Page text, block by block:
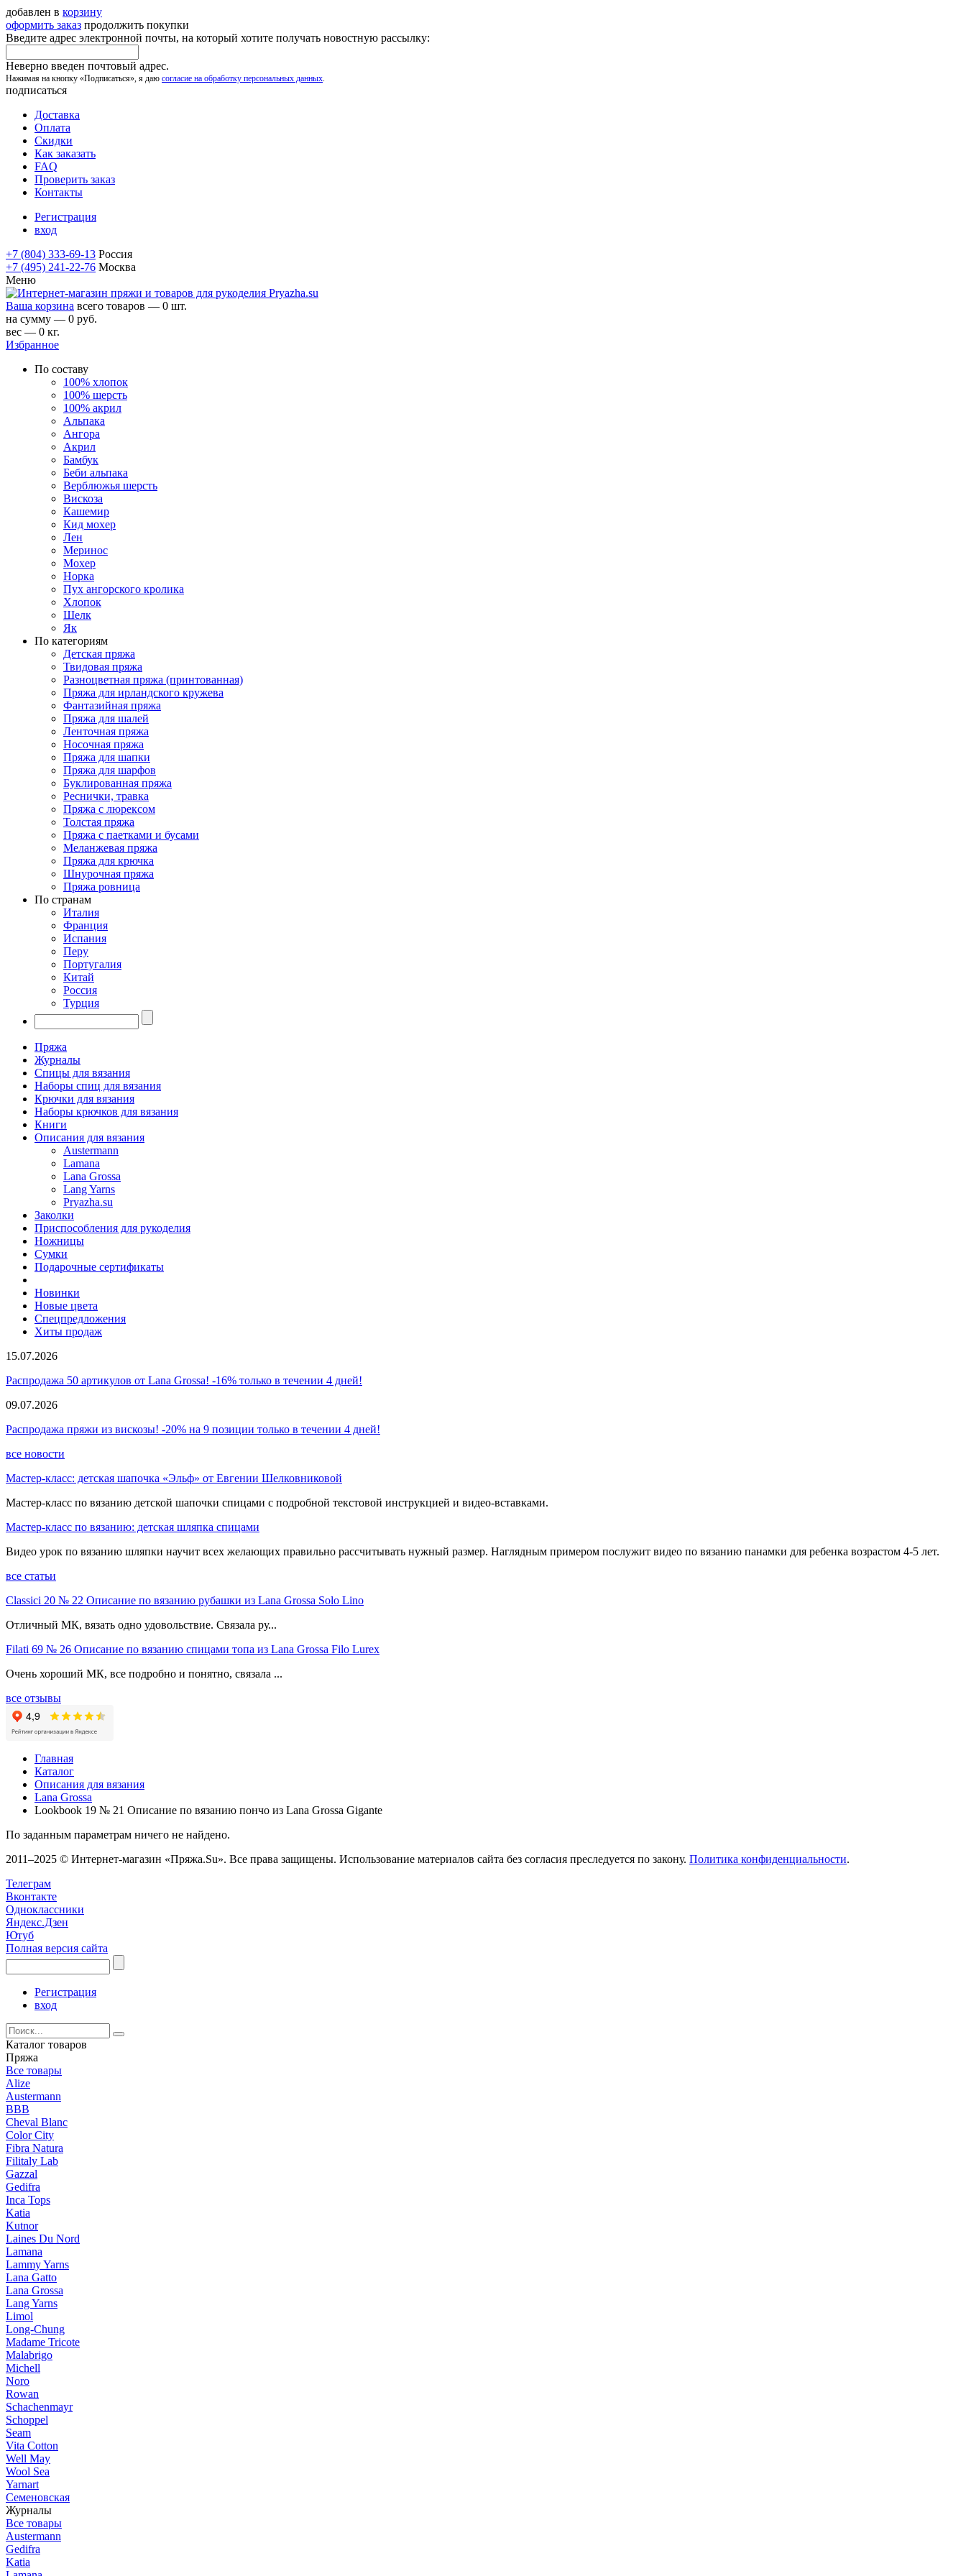
добавлен в корзину
оформить заказ продолжить покупки
Введите адрес электронной почты, на который хотите получать новостную рассылку:
Неверно введен почтовый адрес.
Нажимая на кнопку «Подписаться», я даю согласие на обработку персональных данных.
подписаться
Доставка
Оплата
Скидки
Как заказать
FAQ
Проверить заказ
Контакты
Регистрация
вход
+7 (804) 333-69-13 Россия
+7 (495) 241-22-76 Москва
Меню
Ваша корзина всего товаров — 0 шт.
на сумму — 0 руб.
вес — 0 кг.
Избранное
По составу
100% хлопок
100% шерсть
100% акрил
Альпака
Ангора
Акрил
Бамбук
Беби альпака
Верблюжья шерсть
Вискоза
Кашемир
Кид мохер
Лен
Меринос
Мохер
Норка
Пух ангорского кролика
Хлопок
Шелк
Як
По категориям
Детская пряжа
Твидовая пряжа
Разноцветная пряжа (принтованная)
Пряжа для ирландского кружева
Фантазийная пряжа
Пряжа для шалей
Ленточная пряжа
Носочная пряжа
Пряжа для шапки
Пряжа для шарфов
Буклированная пряжа
Реснички, травка
Пряжа с люрексом
Толстая пряжа
Пряжа с паетками и бусами
Меланжевая пряжа
Пряжа для крючка
Шнурочная пряжа
Пряжа ровница
По странам
Италия
Франция
Испания
Перу
Португалия
Китай
Россия
Турция
Пряжа
Журналы
Спицы для вязания
Наборы спиц для вязания
Крючки для вязания
Наборы крючков для вязания
Книги
Описания для вязания
Austermann
Lamana
Lana Grossa
Lang Yarns
Pryazha.su
Заколки
Приспособления для рукоделия
Ножницы
Сумки
Подарочные сертификаты
Новинки
Новые цвета
Спецпредложения
Хиты продаж
15.07.2026
Распродажа 50 артикулов от Lana Grossa! -16% только в течении 4 дней!
09.07.2026
Распродажа пряжи из вискозы! -20% на 9 позиции только в течении 4 дней!
все новости
Мастер-класс: детская шапочка «Эльф» от Евгении Шелковниковой
Мастер-класс по вязанию детской шапочки спицами с подробной текстовой инструкцией и видео-вставками.
Мастер-класс по вязанию: детская шляпка спицами
Видео урок по вязанию шляпки научит всех желающих правильно рассчитывать нужный размер. Наглядным примером послужит видео по вязанию панамки для ребенка возрастом 4-5 лет.
все статьи
Classici 20 № 22 Описание по вязанию рубашки из Lana Grossa Solo Lino
Отличный МК, вязать одно удовольствие. Связала ру...
Filati 69 № 26 Описание по вязанию спицами топа из Lana Grossa Filo Lurex
Очень хороший МК, все подробно и понятно, связала ...
все отзывы
Главная
Каталог
Описания для вязания
Lana Grossa
Lookbook 19 № 21 Описание по вязанию пончо из Lana Grossa Gigante
По заданным параметрам ничего не найдено.
2011–2025 © Интернет-магазин «Пряжа.Su». Все права защищены. Использование материалов сайта без согласия преследуется по закону. Политика конфиденциальности.
Телеграм
Вконтакте
Одноклассники
Яндекс.Дзен
Ютуб
Полная версия сайта
Регистрация
вход
Каталог товаров
Пряжа
Все товары
Alize
Austermann
BBB
Cheval Blanc
Color City
Fibra Natura
Filitaly Lab
Gazzal
Gedifra
Inca Tops
Katia
Kutnor
Laines Du Nord
Lamana
Lammy Yarns
Lana Gatto
Lana Grossa
Lang Yarns
Limol
Long-Chung
Madame Tricote
Malabrigo
Michell
Noro
Rowan
Schachenmayr
Schoppel
Seam
Vita Cotton
Well May
Wool Sea
Yarnart
Семеновская
Журналы
Все товары
Austermann
Gedifra
Katia